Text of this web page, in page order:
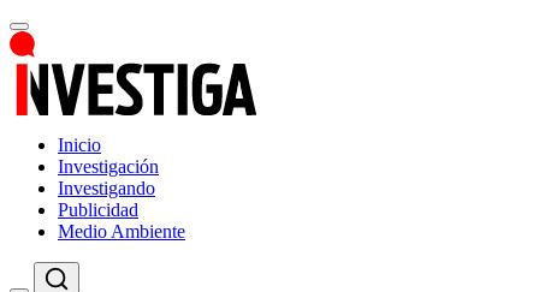
Inicio
Investigación
Investigando
Publicidad
Medio Ambiente